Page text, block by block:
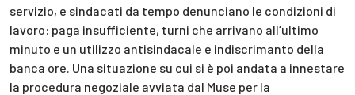
servizio, e sindacati da tempo denunciano le condizioni di
lavoro: paga insufficiente, turni che arrivano all’ultimo
minuto e un utilizzo antisindacale e indiscrimanto della
banca ore. Una situazione su cui si è poi andata a innestare
la procedura negoziale avviata dal Muse per la